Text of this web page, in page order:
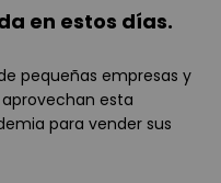
en estos días.
pequeñas empresas y
esta
para vender sus